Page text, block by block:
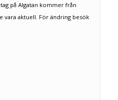
på Algatan kommer från
vara aktuell. För ändring besök